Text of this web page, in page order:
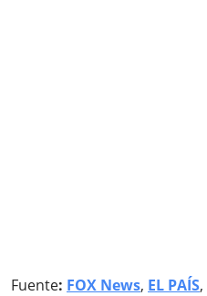
Fuente: FOX News, EL PAÍS,